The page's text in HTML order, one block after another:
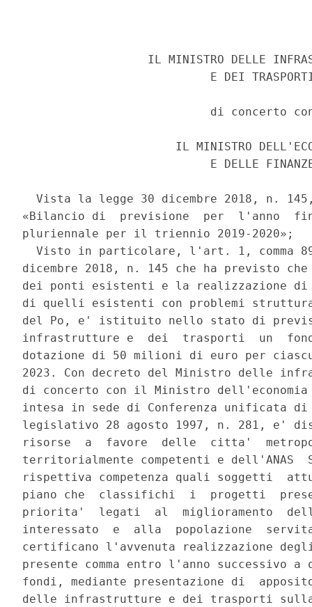
IL MINISTRO DELLE
E DEI
di concerto
IL MINISTRO
E DELLE
Vista la legge 30 dicembre 2018, n.
«Bilancio di  previsione  per  l'anno
pluriennale per il triennio 2019-2020»;
Visto in particolare, l'art. 1, comma
dicembre 2018, n. 145 che ha previsto
dei ponti esistenti e la realizzazione
di quelli esistenti con problemi
del Po, e' istituito nello stato di
infrastrutture e  dei  trasporti  un
dotazione di 50 milioni di euro per
2023. Con decreto del Ministro delle
di concerto con il Ministro
intesa in sede di Conferenza unificata
legislativo 28 agosto 1997, n. 281, e'
risorse  a  favore  delle  citta'
territorialmente competenti e
rispettiva competenza quali soggetti
piano che  classifichi  i  progetti
priorita'  legati  al  miglioramento
interessato  e  alla  popolazione
certificano l'avvenuta realizzazione
presente comma entro l'anno
fondi, mediante presentazione di
delle infrastrutture e dei trasporti